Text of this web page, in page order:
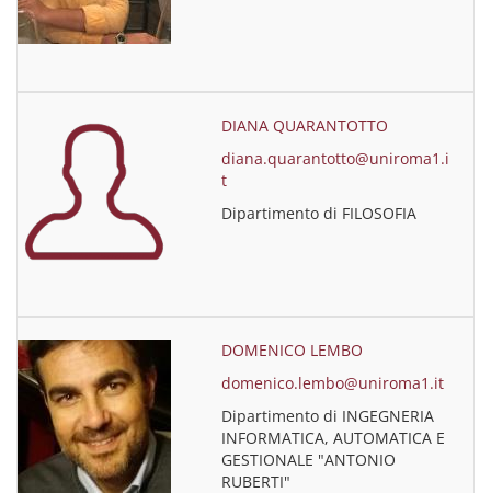
DIANA QUARANTOTTO
diana.quarantotto@uniroma1.i
t
Dipartimento di FILOSOFIA
DOMENICO LEMBO
domenico.lembo@uniroma1.it
Dipartimento di INGEGNERIA
INFORMATICA, AUTOMATICA E
GESTIONALE "ANTONIO
RUBERTI"